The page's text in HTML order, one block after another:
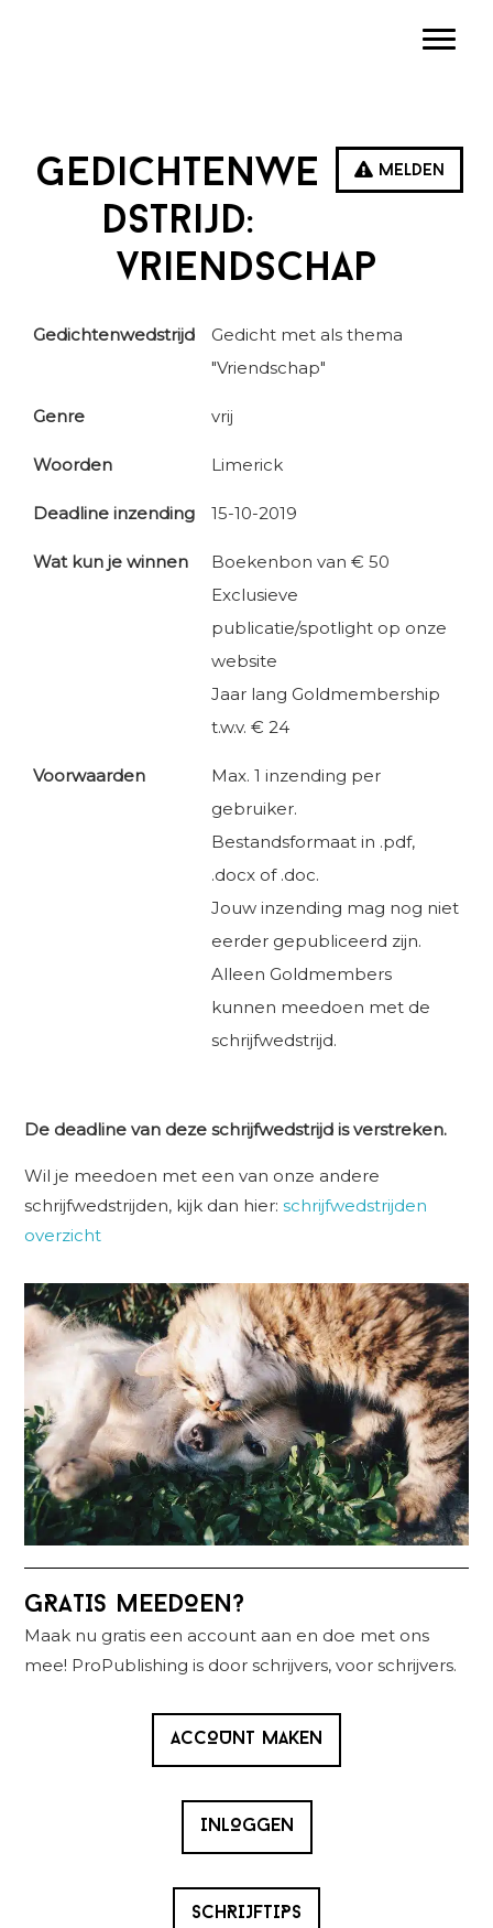
Melden
Gedichtenwe
dstrijd:
vriendschap
Gedichtenwedstrijd
Gedicht met als thema
"Vriendschap"
Genre vrij
Woorden Limerick
Deadline inzending 15-10-2019
Wat kun je winnen
Boekenbon van € 50
Exclusieve
publicatie/spotlight op onze
website
Jaar lang Goldmembership
t.w.v. € 24
Voorwaarden
Max. 1 inzending per
gebruiker.
Bestandsformaat in .pdf,
.docx of .doc.
Jouw inzending mag nog niet
eerder gepubliceerd zijn.
Alleen Goldmembers
kunnen meedoen met de
schrijfwedstrijd.
De deadline van deze schrijfwedstrijd is verstreken.
Wil je meedoen met een van onze andere
schrijfwedstrijden, kijk dan hier:schrijfwedstrijden
overzicht
Primaire
Sidebar
GRATIS MEEDOEN?
Maak nu gratis een account aan en doe met ons
mee! ProPublishing is door schrijvers, voor schrijvers.
ACCOUNT MAKEN
INLOGGEN
SCHRIJFTIPS